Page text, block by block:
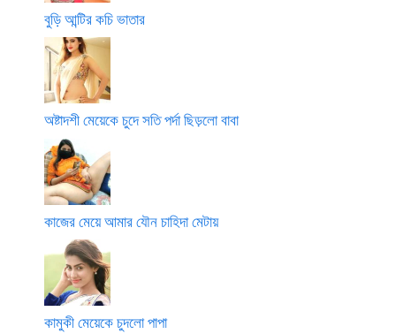
বুড়ি আন্টির কচি ভাতার
অষ্টাদশী মেয়েকে চুদে সতি পর্দা ছিড়লো বাবা
কাজের মেয়ে আমার যৌন চাহিদা মেটায়
কামুকী মেয়েকে চুদলো পাপা